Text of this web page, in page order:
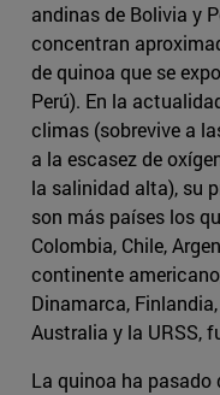
andinas de Bolivia y
concentran
de quinoa que se
Perú). En la
climas (sobrevive a
a la escasez de
la salinidad alta), su
son más países los
Colombia, Chile,
continente
Dinamarca,
Australia y la URSS,
La quinoa ha pasado